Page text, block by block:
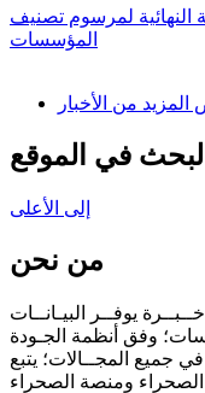
النهائية لمرسوم تصنيف
المؤسسات
البحث في الموقع
إلى الأعلى
من نحن
يوفــر البيـانــات
وفق أنظمة الجـودة
جميع المجــالات؛ يتبع